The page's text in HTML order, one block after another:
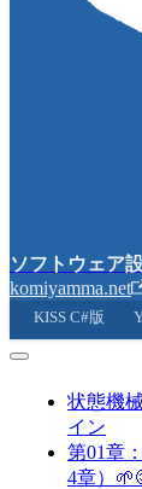
ソフトウェア
komiyamma.net
KISS C#版
状態機
イン
第01章
4章）